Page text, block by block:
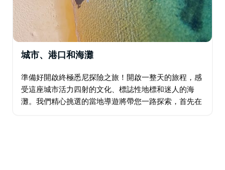
城市、港口和海灘
準備好開啟終極悉尼探險之旅！開啟一整天的旅程，感
受這座城市活力四射的文化、標誌性地標和迷人的海
灘。我們精心挑選的當地導遊將帶您一路探索，首先在